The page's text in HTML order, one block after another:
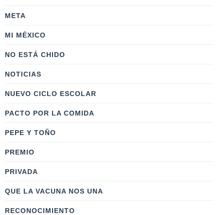
META
MI MÉXICO
NO ESTÁ CHIDO
NOTICIAS
NUEVO CICLO ESCOLAR
PACTO POR LA COMIDA
PEPE Y TOÑO
PREMIO
PRIVADA
QUE LA VACUNA NOS UNA
RECONOCIMIENTO